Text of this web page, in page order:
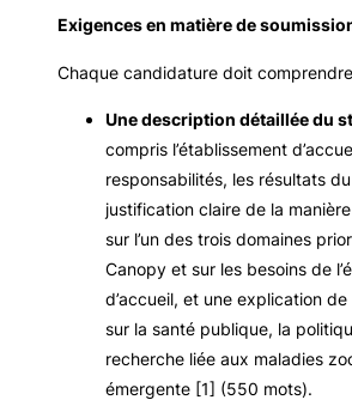
Exigences en matière de
Chaque candidature doit
Une description détaillée du
compris l’établissement
responsabilités, les résultats
justification claire de la
sur l’un des trois domaines
Canopy et sur les besoins de
d’accueil, et une explication
sur la santé publique, la
recherche liée aux maladies
émergente [1] (550 mots).